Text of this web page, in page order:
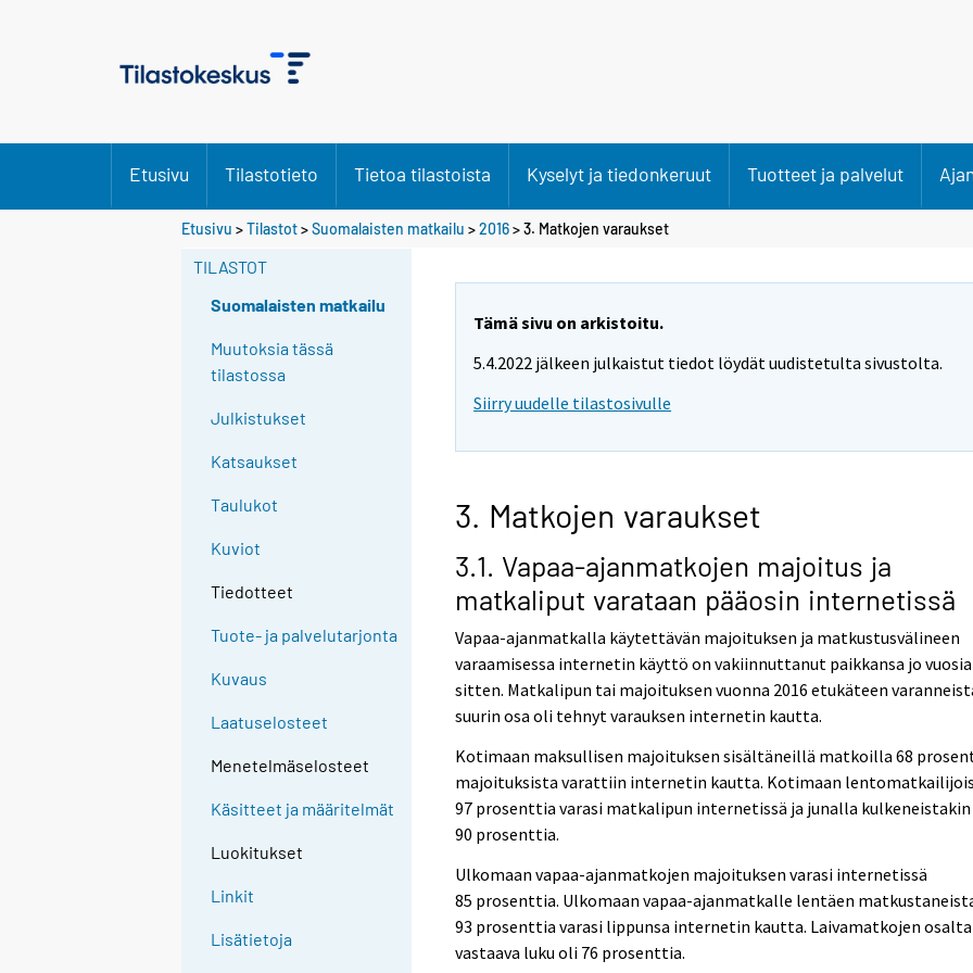
Etusivu Tilastotieto Tietoa tilastoista Kyselyt ja tiedonkeruut Tuotteet ja palvelut
Etusivu >Tilastot>Suomalaisten matkailu >2016> 3. Matkojen varaukset
TILASTOT
Suomalaisten matkailu
Muutoksia tässä
tilastossa
Julkistukset
Katsaukset
Taulukot
Kuviot
Tiedotteet
Tuote- ja palvelutarjonta
Kuvaus
Laatuselosteet
Menetelmäselosteet
Käsitteet ja määritelmät
Luokitukset
Linkit
Lisätietoja
Tämä sivu on arkistoitu.
5.4.2022 jälkeen julkaistut tiedot löydät uudistetulta sivustolta.
Siirry uudelle tilastosivulle
3. Matkojen varaukset
3.1. Vapaa-ajanmatkojen majoitus ja
matkaliput varataan pääosin internetissä
Vapaa-ajanmatkalla käytettävän majoituksen ja matkustusvälineen
varaamisessa internetin käyttö on vakiinnuttanut paikkansa jo vuosia
sitten. Matkalipun tai majoituksen vuonna 2016 etukäteen
suurin osa oli tehnyt varauksen internetin kautta.
Kotimaan maksullisen majoituksen sisältäneillä matkoilla 68
majoituksista varattiin internetin kautta. Kotimaan
97 prosenttia varasi matkalipun internetissä ja junalla kulkeneistakin
90 prosenttia.
Ulkomaan vapaa-ajanmatkojen majoituksen varasi internetissä
85 prosenttia. Ulkomaan vapaa-ajanmatkalle lentäen
93 prosenttia varasi lippunsa internetin kautta. Laivamatkojen osalta
vastaava luku oli 76 prosenttia.